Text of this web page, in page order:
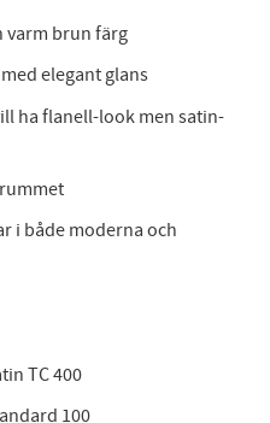
varm brun färg
elegant glans
ha flanell-look men satin-
i både moderna och
TC 400
100